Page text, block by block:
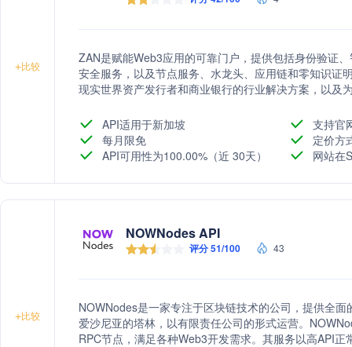
+比较
ZAN是赋能Web3应用的可靠门户，提供包括身份验证
安全服务，以及节点服务、水龙头、应用链和零知识证
现实世界资产发行者和商业银行的行业解决方案，以及
API适用于新加坡
支持官
每月限免
定价方
API可用性为100.00%（近 30天）
网站在
+比较
NOWNodes API
评分 51/100 43
NOWNodes是一家专注于区块链技术的公司，提供全
爱沙尼亚的塔林，以有限责任公司的形式运营。
RPC节点，满足各种Web3开发需求。其服务以高API